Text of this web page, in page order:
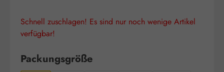
Schnell zuschlagen! Es sind nur noch wenige Artikel
verfügbar!
Packungsgrößeauswählen